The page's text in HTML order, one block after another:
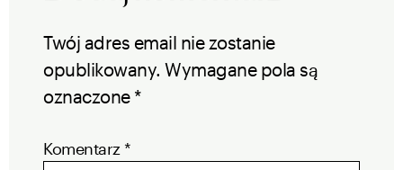
Twój adres email nie zostanie
opublikowany. Wymagane pola są
oznaczone *
Komentarz *